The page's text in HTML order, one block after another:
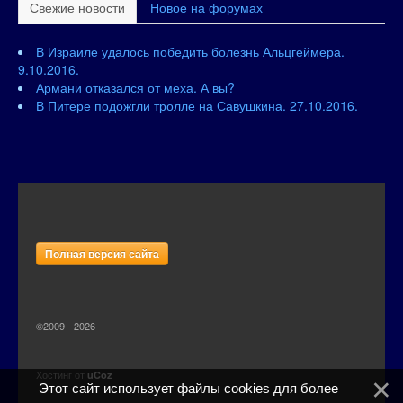
Свежие новости Новое на форумах
В Израиле удалось победить болезнь Альцгеймера.
9.10.2016.
Армани отказался от меха. А вы?
В Питере подожгли тролле на Савушкина. 27.10.2016.
Полная версия сайта
©2009 - 2026
Хостинг от uCoz
Этот сайт использует файлы cookies для более